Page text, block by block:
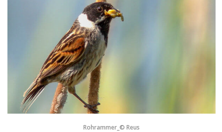
Rohrammer_© Reus